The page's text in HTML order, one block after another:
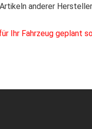
anderer
Ihr Fahrzeug